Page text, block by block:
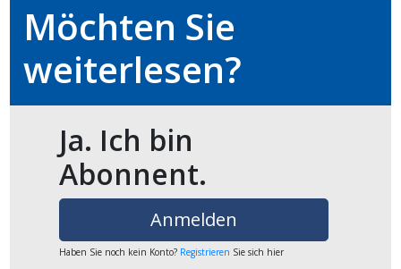
Möchten Sie
weiterlesen?
Ja. Ich bin
Abonnent.
Anmelden
Haben Sie noch kein Konto? Registrieren Sie sich hier